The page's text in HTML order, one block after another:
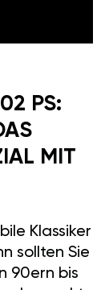
PS:
MIT
Klassiker
sollten Sie
90ern bis